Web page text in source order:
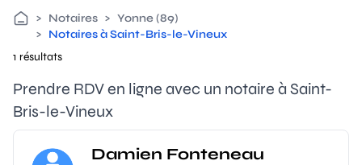
> Notaires > Yonne (89)
> Notaires à Saint-Bris-le-Vineux
1 résultats
Prendre RDV en ligne avec un notaire à Saint-
Bris-le-Vineux
Damien Fonteneau